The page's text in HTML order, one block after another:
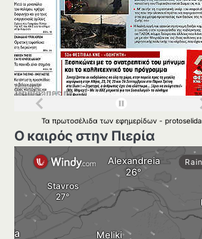
Τα πρωτοσέλιδα των εφημερίδων - protoselida
Ο καιρός στην Πιερία